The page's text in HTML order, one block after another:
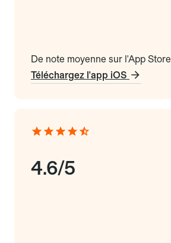
De note moyenne sur l'App Store
Téléchargez l'app iOS
4.6/5